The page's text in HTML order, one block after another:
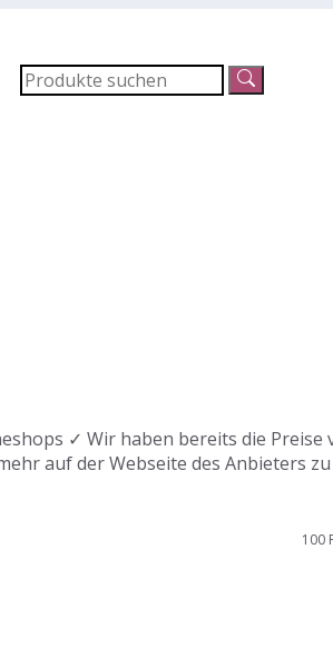
✓ Wir haben bereits die Preise
auf der Webseite des Anbieters
100